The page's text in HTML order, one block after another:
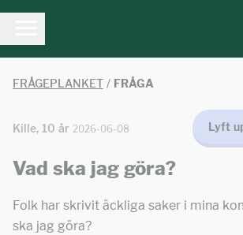
FRÅGEPLANKET / FRÅGA
Kille, 10 år 2026-06-08 Lyft
Vad ska jag göra?
Folk har skrivit äckliga saker i mina
ska jag göra?